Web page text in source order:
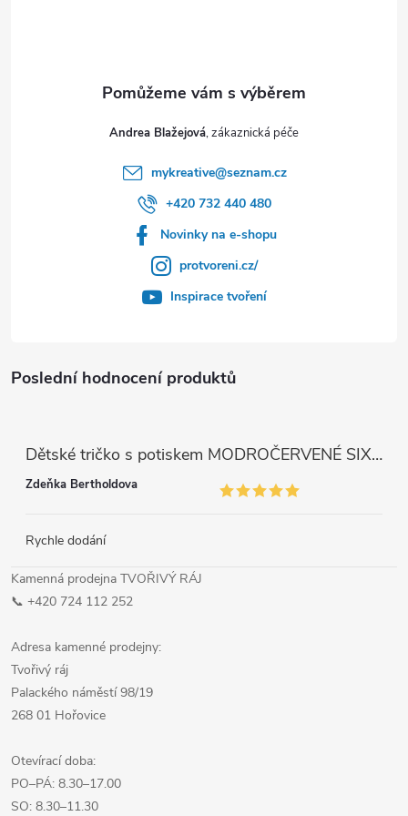
Poslední hodnocení produktů
Dětské tričko s potiskem MODROČERVENÉ SIX SEVEN 67
Zdeňka Bertholdova
Rychle dodání
Kamenná prodejna TVOŘIVÝ RÁJ
📞 +420 724 112 252
Adresa kamenné prodejny:
Tvořivý ráj
Palackého náměstí 98/19
268 01 Hořovice
Otevírací doba:
PO–PÁ: 8.30–17.00
SO: 8.30–11.30
Andrea Blažejová
mykreative@seznam.cz
+420 732 440 480
Novinky na e-shopu
protvoreni.cz/
Inspirace tvoření